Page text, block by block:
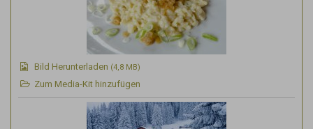
Bild Herunterladen (4,8 MB)
Zum Media-Kit hinzufügen